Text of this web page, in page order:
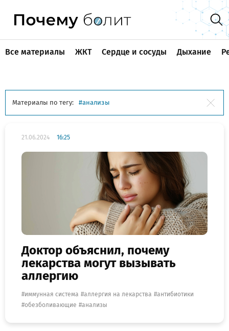
Все материалы ЖКТ Сердце и сосуды Дыхание
Материалы по тегу: анализы
21.06.2024 16:25
Доктор объяснил, почему
лекарства могут вызывать
аллергию
иммунная система аллергия на лекарства
антибиотики
обезболивающие
анализы